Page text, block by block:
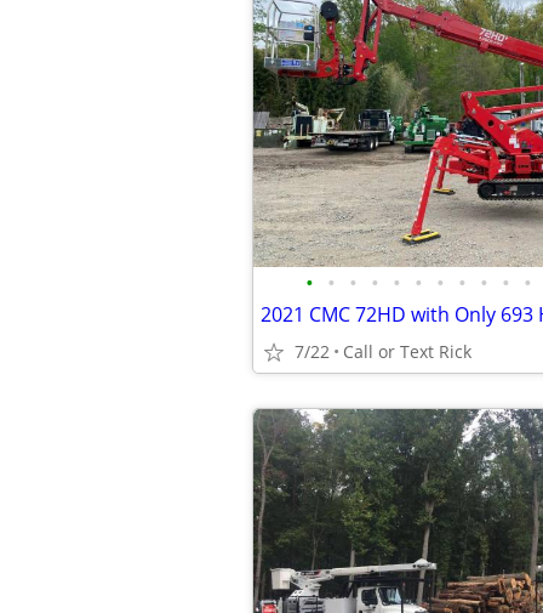
• • • • • • • • • • •
2021 CMC 72HD with Only
7/22 Call or Text Rick